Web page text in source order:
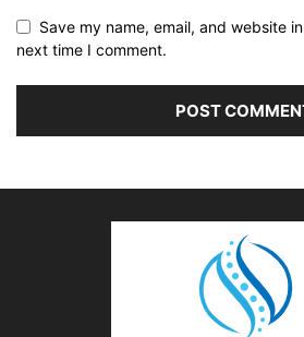
Save my name, email, and website
next time I comment.